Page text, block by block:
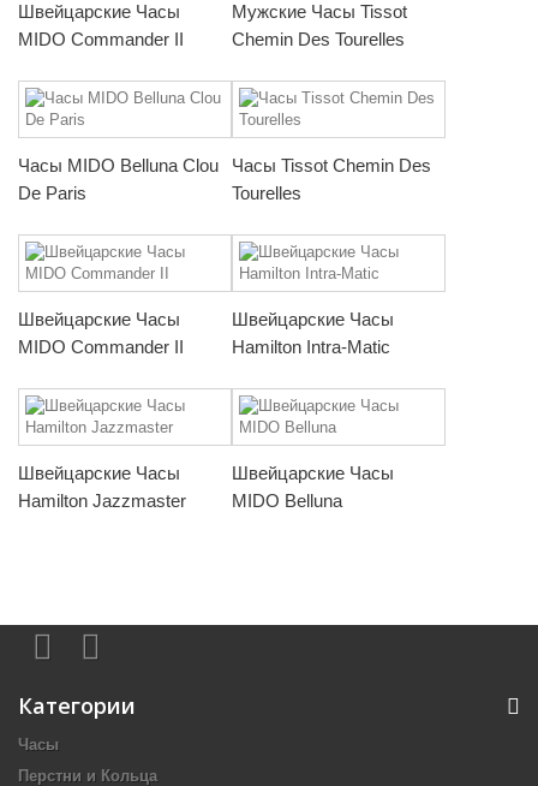
Швейцарские Часы
MIDO Commander II
Мужские Часы Tissot
Chemin Des Tourelles
Часы MIDO Belluna Clou
De Paris
Часы Tissot Chemin Des
Tourelles
Швейцарские Часы
MIDO Commander II
Швейцарские Часы
Hamilton Intra-Matic
Швейцарские Часы
Hamilton Jazzmaster
Швейцарские Часы
MIDO Belluna
Категории
Часы
Перстни и Кольца